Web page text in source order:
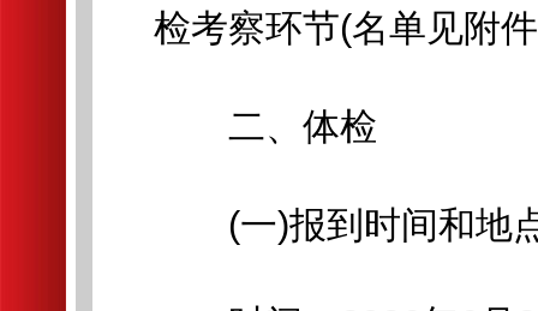
检考察环节(名单见附
二、体检
(一)报到时间和地